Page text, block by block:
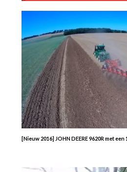
[Nieuw 2016] JOHN DEERE 9620R met een